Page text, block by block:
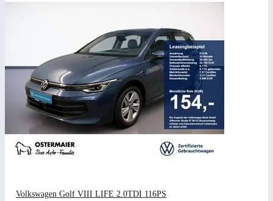
Volkswagen Golf VIII LIFE 2.0TDI 116PS